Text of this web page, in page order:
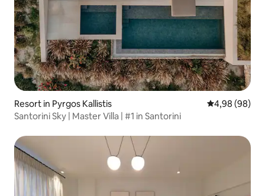
Resort in Pyrgos Kallistis Gemiddelde
4,98 (98)
Santorini Sky | Master Villa | #1 in Santorini